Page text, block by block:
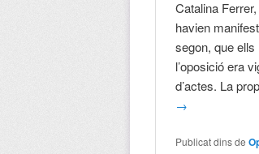
Catalina
havien
segon, que
l’oposició era
d’actes. La
→
Publicat dins de